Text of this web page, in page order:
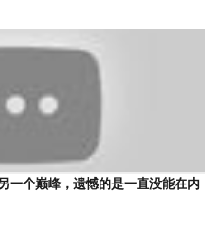
一个巅峰，遗憾的是一直没能在内